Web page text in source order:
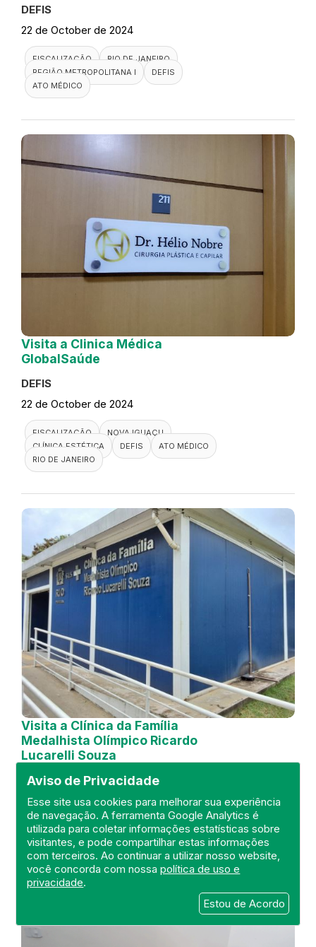
Aviso de Privacidade
Esse site usa cookies para melhorar sua experiência
de navegação. A ferramenta Google Analytics é
utilizada para coletar informações estatísticas sobre
visitantes, e pode compartilhar estas informações
com terceiros. Ao continuar a utilizar nosso website,
você concorda com nossapolítica de uso e
privacidade.
Estou de Acordo
DEFIS
22 de October de 2024
FISCALIZAÇÃO
RIO DE JANEIRO
REGIÃO METROPOLITANA I
DEFIS
ATO MÉDICO
Visita a Clinica Médica
GlobalSaúde
DEFIS
22 de October de 2024
FISCALIZAÇÃO
NOVA IGUAÇU
CLÍNICA ESTÉTICA
DEFIS
ATO MÉDICO
RIO DE JANEIRO
Visita a Clínica da Família
Medalhista Olímpico Ricardo
Lucarelli Souza
DEFIS
21 de October de 2024
FISCALIZAÇÃO
RIO DE JANEIRO
UNIDADE BÁSICA
DEFIS
ATO MÉDICO
REGIÃO METROPOLITANA I.